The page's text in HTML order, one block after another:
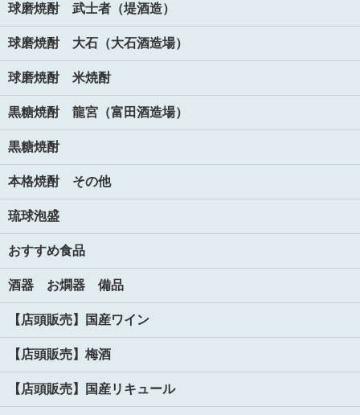
球磨焼酎 武士者（堤酒造）
球磨焼酎 大石（大石酒造場）
球磨焼酎 米焼酎
黒糖焼酎 龍宮（富田酒造場）
黒糖焼酎
本格焼酎 その他
琉球泡盛
おすすめ食品
酒器 お燗器 備品
【店頭販売】国産ワイン
【店頭販売】梅酒
【店頭販売】国産リキュール